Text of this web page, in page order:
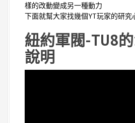
樣的改動變成另一種動力
下面就幫大家找幾個YT玩家的研究
紐約軍閥-TU8
說明